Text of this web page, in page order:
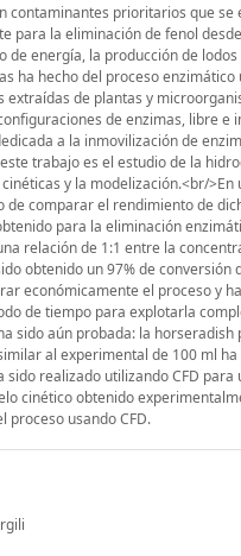
contaminantes prioritarios que
para la eliminación de fenol
de energía, la producción de
ha hecho del proceso
de plantas y
de enzimas, libre
a la inmovilización de
trabajo es el estudio de la
y la modelización.<br/
de comparar el rendimiento de
para la eliminación
relación de 1:1 entre la
obtenido un 97% de
económicamente el proceso y
de tiempo para explotarla
sido aún probada: la
al experimental de 100 ml
realizado utilizando CFD
cinético obtenido
proceso usando CFD.